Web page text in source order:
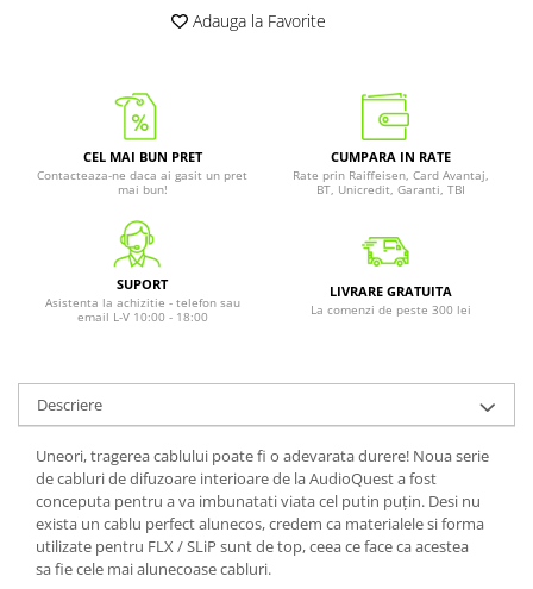
Adauga la Favorite
CEL MAI BUN PRET
Contacteaza-ne daca ai gasit un pret
mai bun!
CUMPARA IN RATE
Rate prin Raiffeisen, Card Avantaj,
BT, Unicredit, Garanti, TBI
SUPORT
Asistenta la achizitie - telefon sau
email L-V 10:00 - 18:00
LIVRARE GRATUITA
La comenzi de peste 300 lei
Descriere
Uneori, tragerea cablului poate fi o adevarata durere! Noua serie
de cabluri de difuzoare interioare de la AudioQuest a fost
conceputa pentru a va imbunatati viata cel putin puțin. Desi nu
exista un cablu perfect alunecos, credem ca materialele si forma
utilizate pentru FLX / SLiP sunt de top, ceea ce face ca acestea
sa fie cele mai alunecoase cabluri.